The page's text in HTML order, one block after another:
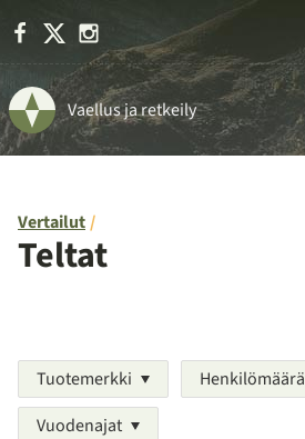
Facebook Instagram
Vaellus ja retkeily
Vertailut
Teltat
Tuotemerkki
Henkilömäärä
Vuodenajat